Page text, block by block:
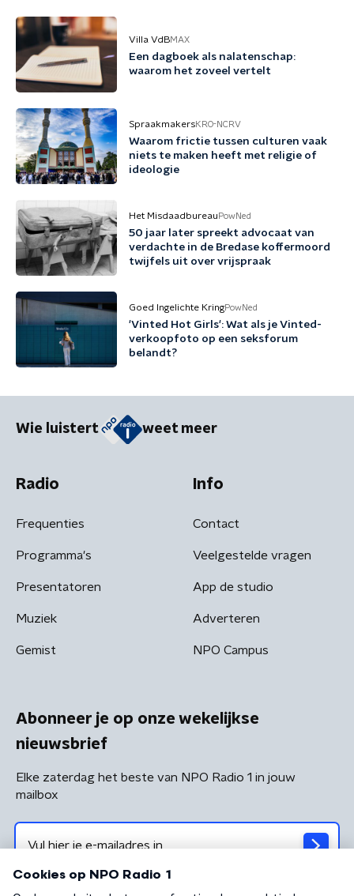
Villa VdBMAX
Een dagboek als nalatenschap:
waarom het zoveel vertelt
SpraakmakersKRO-NCRV
Waarom frictie tussen culturen vaak
niets te maken heeft met religie of
ideologie
Het Misdaadbureau PowNed
50 jaar later spreekt advocaat van
verdachte in de Bredase koffermoord
twijfels uit over vrijspraak
Goed Ingelichte KringPowNed
'Vinted Hot Girls': Wat als je Vinted-
verkoopfoto op een seksforum
belandt?
Wie luistert weet meer
Radio
Frequenties
Programma's
Presentatoren
Muziek
Gemist
Info
Contact
Veelgestelde vragen
App de studio
Adverteren
NPO Campus
Abonneer je op onze wekelijkse
nieuwsbrief
Elke zaterdag het beste van NPO Radio 1 in jouw
mailbox